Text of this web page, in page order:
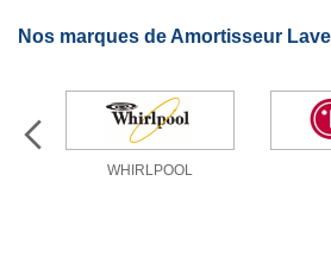
Nos marques de Amortisseur
WHIRLPOOL